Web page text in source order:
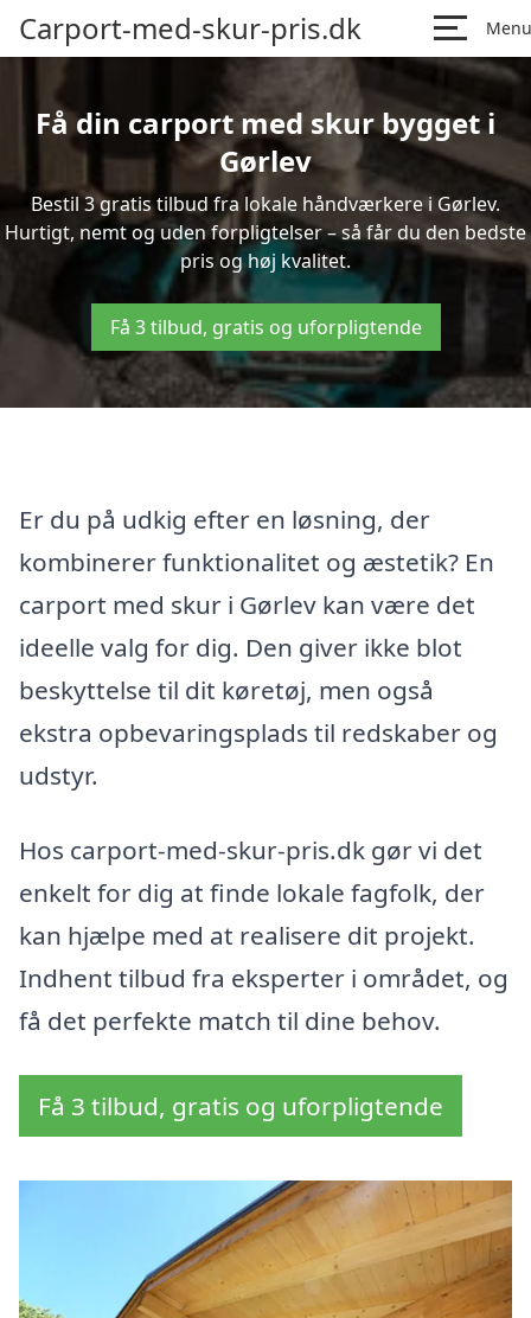
Carport-med-skur-pris.dk Menu
Få din carport med skur bygget i
Gørlev
Bestil 3 gratis tilbud fra lokale håndværkere i Gørlev.
Hurtigt, nemt og uden forpligtelser – så får du den bedste
pris og høj kvalitet.
Få 3 tilbud, gratis og uforpligtende
Er du på udkig efter en løsning, der
kombinerer funktionalitet og æstetik? En
carport med skur i Gørlev kan være det
ideelle valg for dig. Den giver ikke blot
beskyttelse til dit køretøj, men også
ekstra opbevaringsplads til redskaber og
udstyr.
Hos carport-med-skur-pris.dk gør vi det
enkelt for dig at finde lokale fagfolk, der
kan hjælpe med at realisere dit projekt.
Indhent tilbud fra eksperter i området, og
få det perfekte match til dine behov.
Få 3 tilbud, gratis og uforpligtende